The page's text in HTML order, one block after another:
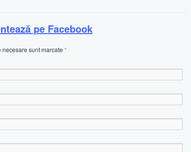
pe Facebook
sunt marcate *